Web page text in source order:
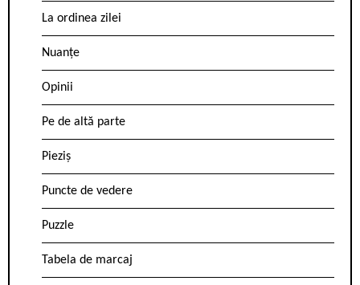
La ordinea zilei
Nuanțe
Opinii
Pe de altă parte
Pieziș
Puncte de vedere
Puzzle
Tabela de marcaj